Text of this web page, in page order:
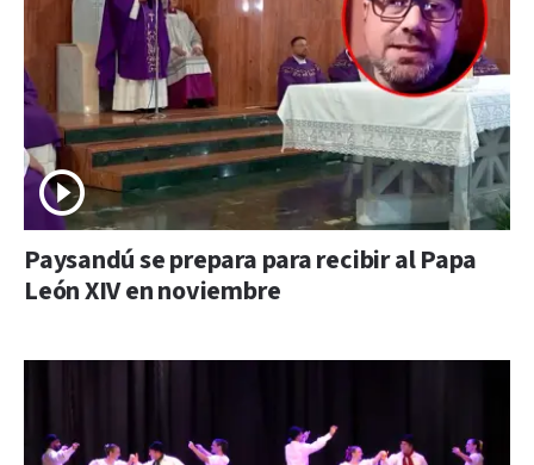
Paysandú se prepara para recibir al Papa
León XIV en noviembre